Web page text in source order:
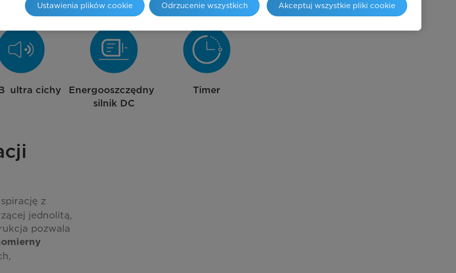
ultra cichy
Energooszczędny
silnik DC
Timer
z
jednolitą,
pozwala
Odrzucenie wszystkich Akceptuj wszystkie pliki cookie
Ustawienia plików cookie